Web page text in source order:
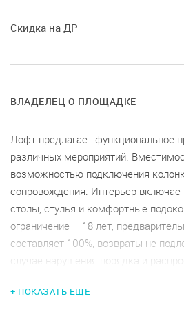
Скидка на ДР
ВЛАДЕЛЕЦ О ПЛОЩАДКЕ
Лофт предлагает функциональное
различных мероприятий.
возможностью подключения
сопровождения. Интерьер
столы, стулья и комфортные
ограничение – 18 лет,
составляет 100%, возвраты не
случае нарушения порядка и
костюмах доступны за
+ ПОКАЗАТЬ ЕЩЕ